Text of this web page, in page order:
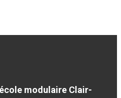
modulaire Clair-